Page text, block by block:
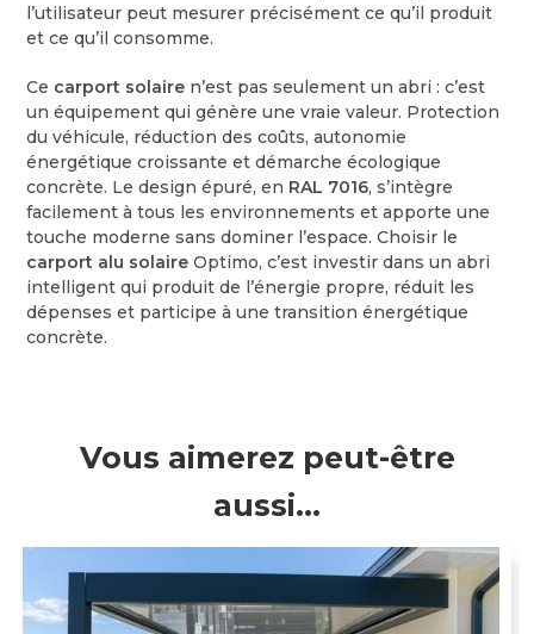
l’utilisateur peut mesurer précisément ce qu’il produit
et ce qu’il consomme.
Ce carport solaire n’est pas seulement un abri : c’est
un équipement qui génère une vraie valeur. Protection
du véhicule, réduction des coûts, autonomie
énergétique croissante et démarche écologique
concrète. Le design épuré, en RAL 7016, s’intègre
facilement à tous les environnements et apporte une
touche moderne sans dominer l’espace. Choisir le
carport alu solaire Optimo, c’est investir dans un abri
intelligent qui produit de l’énergie propre, réduit les
dépenses et participe à une transition énergétique
concrète.
Vous aimerez peut-être
aussi…